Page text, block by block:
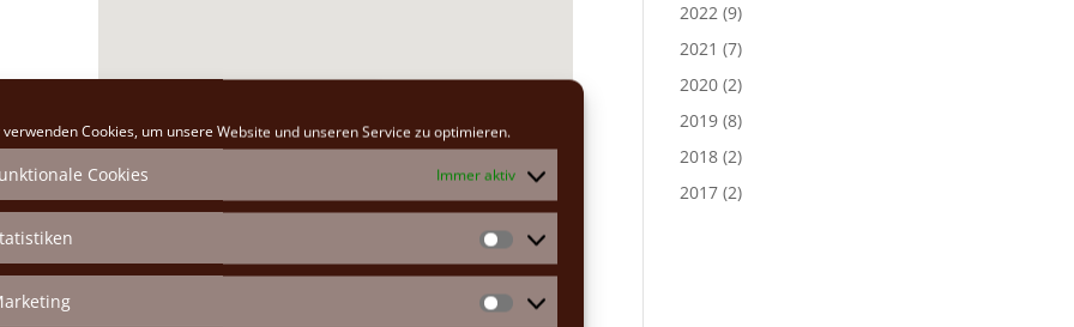
verwenden Cookies, um unsere Website und unseren Service zu optimieren.
Cookies Immer aktiv
Statistiken
Marketing
Hauptplatz 26 - Marchegg
2022 (9)
2021 (7)
2020 (2)
2019 (8)
2018 (2)
2017 (2)